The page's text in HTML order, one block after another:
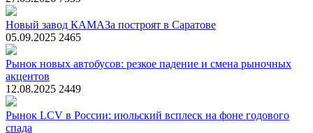
Новый завод КАМАЗа построят в Саратове
05.09.2025 2465
Рынок новых автобусов: резкое падение и смена рыночных
акцентов
12.08.2025 2449
Рынок LCV в России: июльский всплеск на фоне годового
спада